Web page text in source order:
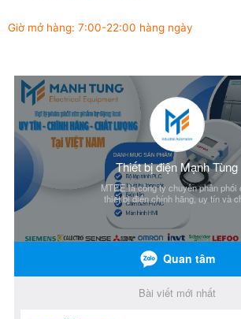
Giờ mở hàng: 7:00-22:00 hàng ngày